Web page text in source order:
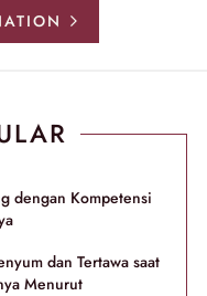
dengan Kompetensi
dan Tertawa saat
Menurut